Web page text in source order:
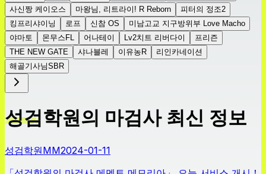
사신짱 케이오스
마왕님, 리트라이! R Reborn
피터의 정조2
킹프리샤이닝
로프 신참 OS
미남고교 지구방위부 Love Macho
야마토
몬무스FL 어나테이 Lv2치트 리버다이
프리즌
THE NEW GATE
샤나블레 이유농R
리인카네이션
해골기사님SBR
성검학원의 마검사 최신 정보
성검학원MM2024-01-11